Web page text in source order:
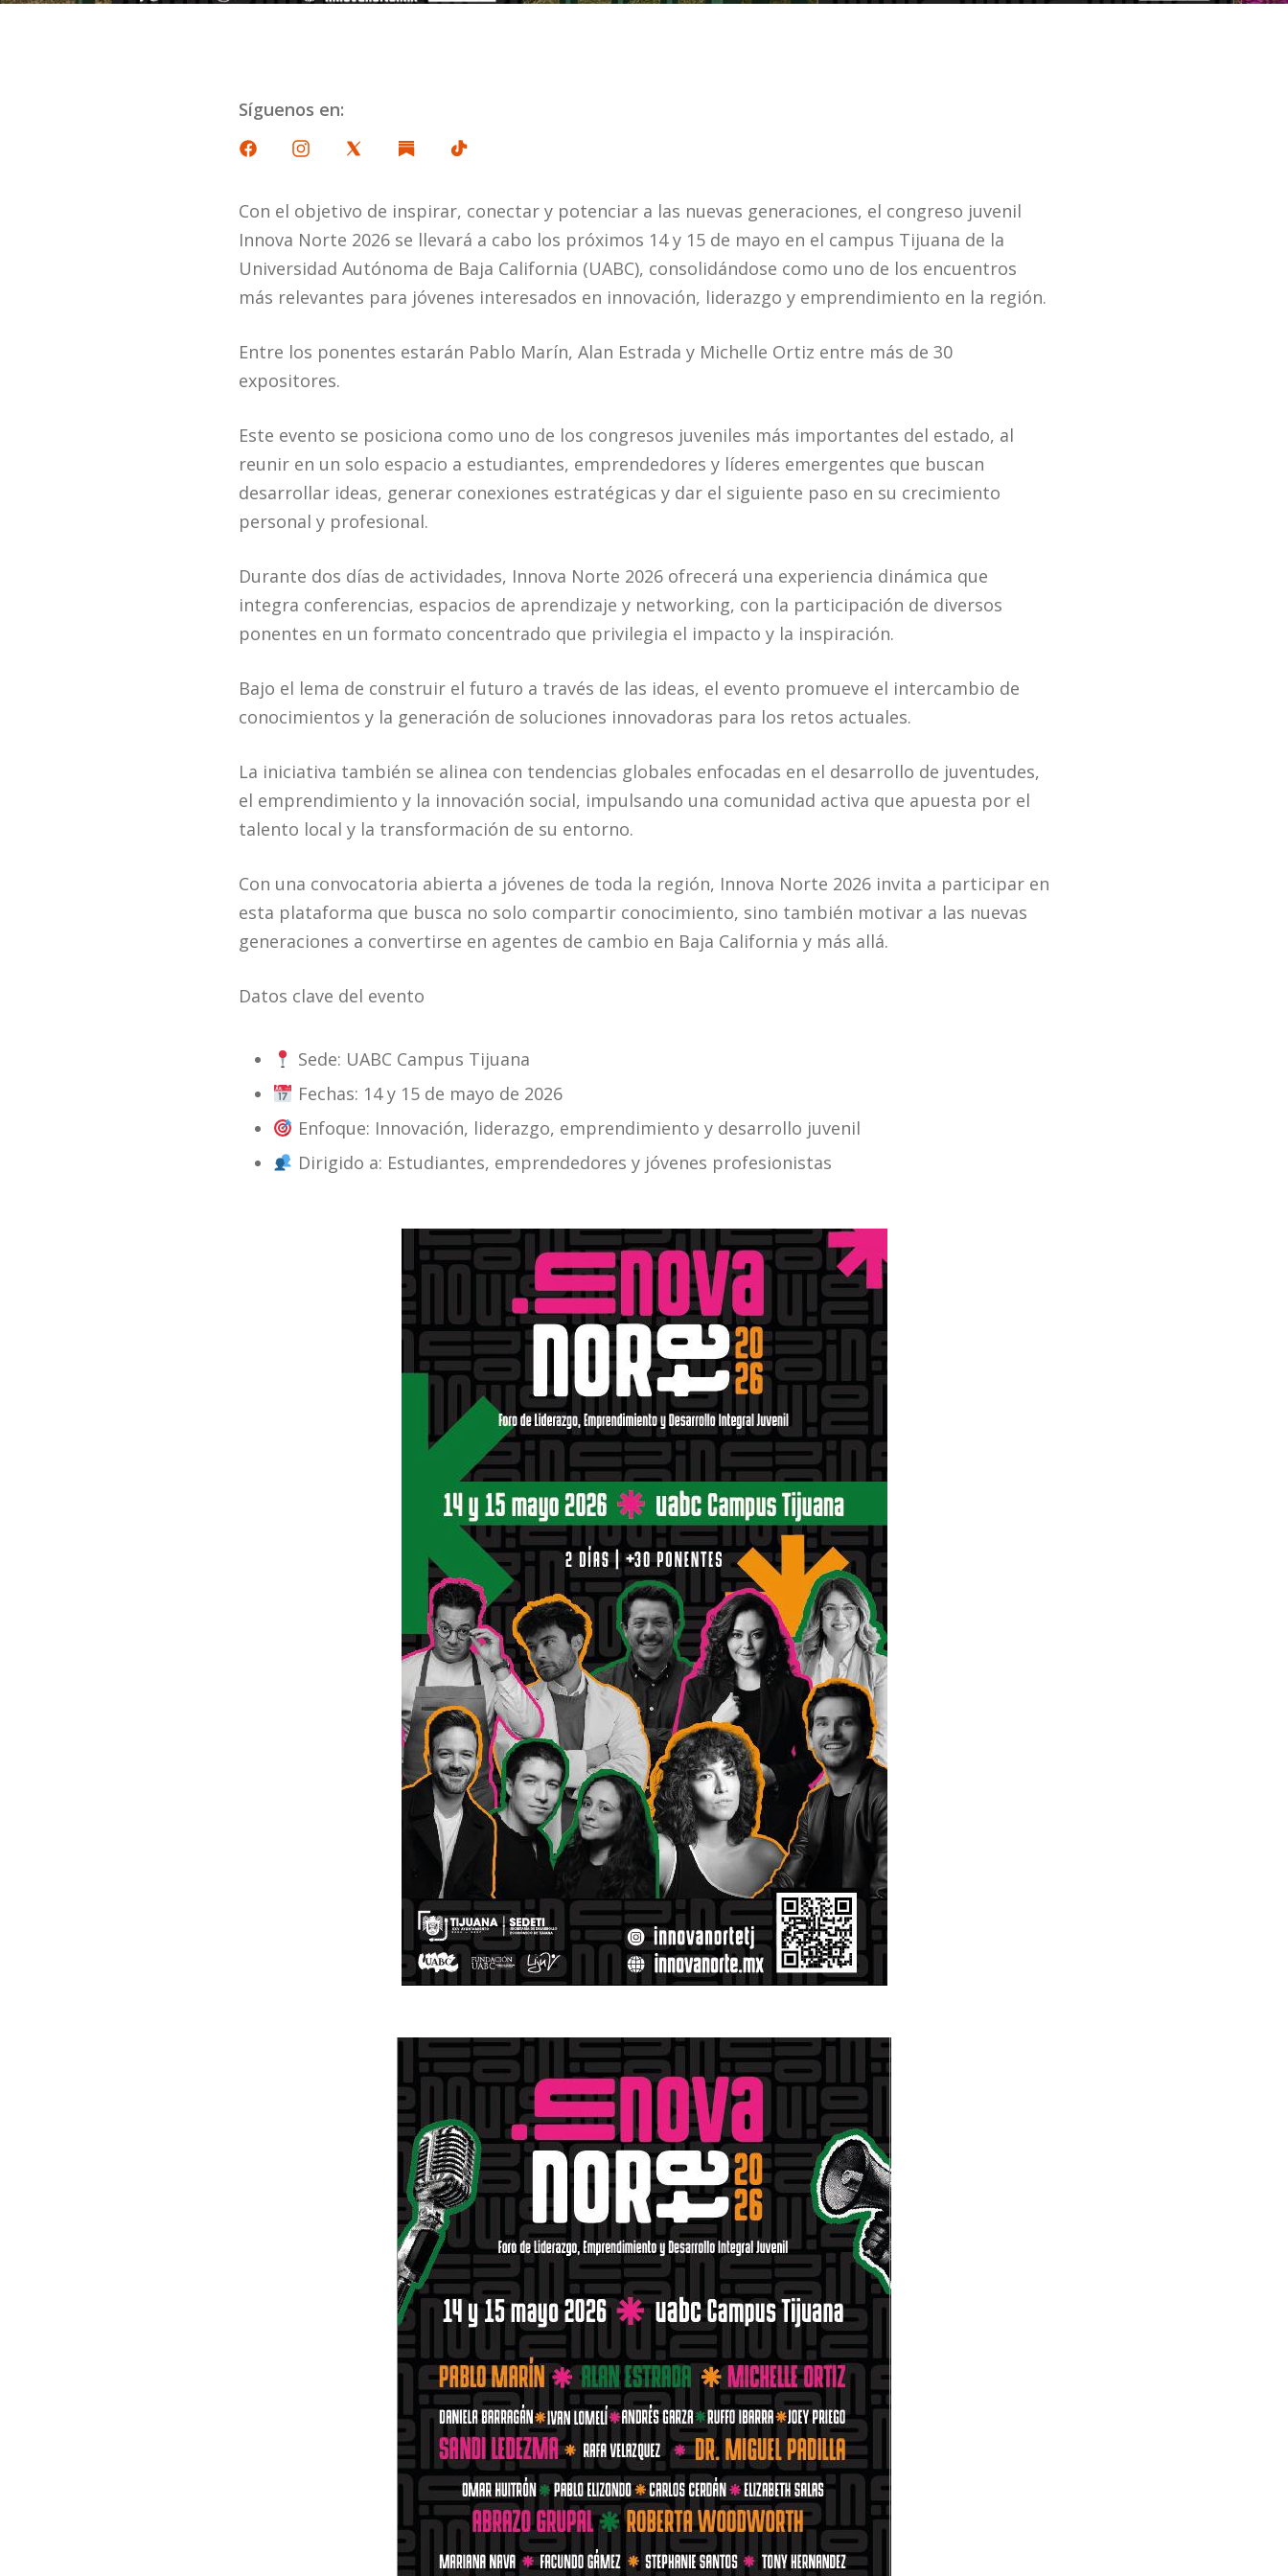
Síguenos en:
Con el objetivo de inspirar, conectar y potenciar a las nuevas generaciones, el congreso juvenil
Innova Norte 2026 se llevará a cabo los próximos 14 y 15 de mayo en el campus Tijuana de la
Universidad Autónoma de Baja California (UABC), consolidándose como uno de los encuentros
más relevantes para jóvenes interesados en innovación, liderazgo y emprendimiento en la región.
Entre los ponentes estarán Pablo Marín, Alan Estrada y Michelle Ortiz entre más de 30
expositores.
Este evento se posiciona como uno de los congresos juveniles más importantes del estado, al
reunir en un solo espacio a estudiantes, emprendedores y líderes emergentes que buscan
desarrollar ideas, generar conexiones estratégicas y dar el siguiente paso en su crecimiento
personal y profesional.
Durante dos días de actividades, Innova Norte 2026 ofrecerá una experiencia dinámica que
integra conferencias, espacios de aprendizaje y networking, con la participación de diversos
ponentes en un formato concentrado que privilegia el impacto y la inspiración.
Bajo el lema de construir el futuro a través de las ideas, el evento promueve el intercambio de
conocimientos y la generación de soluciones innovadoras para los retos actuales.
La iniciativa también se alinea con tendencias globales enfocadas en el desarrollo de juventudes,
el emprendimiento y la innovación social, impulsando una comunidad activa que apuesta por el
talento local y la transformación de su entorno.
Con una convocatoria abierta a jóvenes de toda la región, Innova Norte 2026 invita a participar en
esta plataforma que busca no solo compartir conocimiento, sino también motivar a las nuevas
generaciones a convertirse en agentes de cambio en Baja California y más allá.
Datos clave del evento
Sede: UABC Campus Tijuana
Fechas: 14 y 15 de mayo de 2026
Enfoque: Innovación, liderazgo, emprendimiento y desarrollo juvenil
Dirigido a: Estudiantes, emprendedores y jóvenes profesionistas